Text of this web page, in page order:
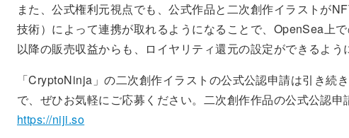
また、公式権利元視点でも、公式作品と二次創作イラストが
技術）によって連携が取れるようになることで、OpenSea上
以降の販売収益からも、ロイヤリティ還元の設定ができるよう
「CryptoNinja」の二次創作イラストの公式公認申請は引き続
で、ぜひお気軽にご応募ください。二次創作作品の公式公認申
https://niji.so